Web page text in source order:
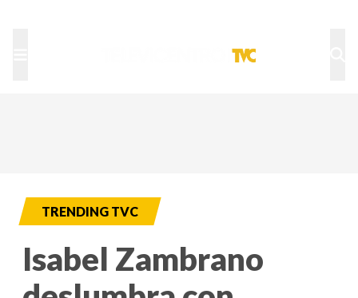
TRENDING TVC
Isabel Zambrano